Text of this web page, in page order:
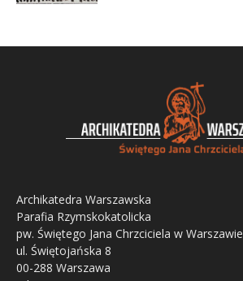
Archikatedra Warszawska
Parafia Rzymskokatolicka
pw. Świętego Jana Chrzciciela w Warszawie
ul. Świętojańska 8
00-288 Warszawa